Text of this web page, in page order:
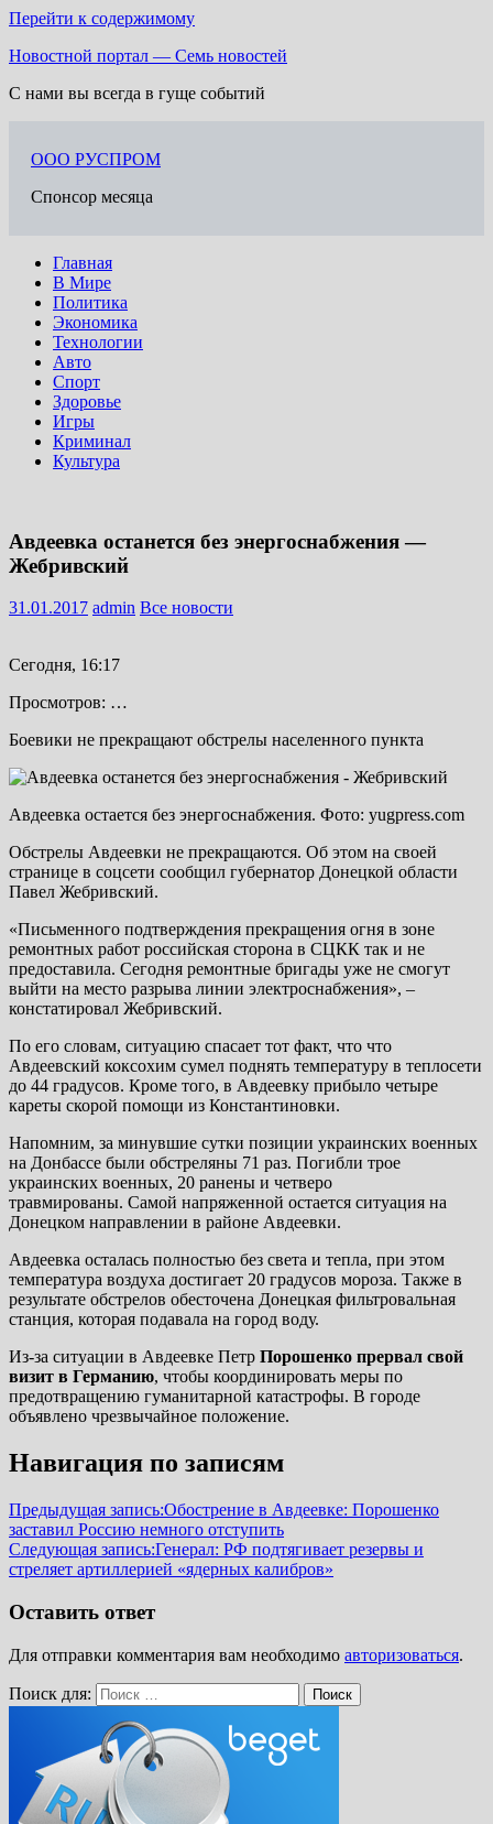
Перейти к содержимому
Новостной портал — Семь новостей
С нами вы всегда в гуще событий
ООО РУСПРОМ
Спонсор месяца
Главная
В Мире
Политика
Экономика
Технологии
Авто
Спорт
Здоровье
Игры
Криминал
Культура
Авдеевка останется без энергоснабжения —
Жебривский
31.01.2017 admin Все новости
Сегодня, 16:17
Просмотров: …
Боевики не прекращают обстрелы населенного пункта
Авдеевка остается без энергоснабжения. Фото: yugpress.com
Обстрелы Авдеевки не прекращаются. Об этом на своей
странице в соцсети сообщил губернатор Донецкой области
Павел Жебривский.
«Письменного подтверждения прекращения огня в зоне
ремонтных работ российская сторона в СЦКК так и не
предоставила. Сегодня ремонтные бригады уже не смогут
выйти на место разрыва линии электроснабжения», –
констатировал Жебривский.
По его словам, ситуацию спасает тот факт, что что
Авдеевский коксохим сумел поднять температуру в теплосети
до 44 градусов. Кроме того, в Авдеевку прибыло четыре
кареты скорой помощи из Константиновки.
Напомним, за минувшие сутки позиции украинских военных
на Донбассе были обстреляны 71 раз. Погибли трое
украинских военных, 20 ранены и четверо
травмированы. Самой напряженной остается ситуация на
Донецком направлении в районе Авдеевки.
Авдеевка осталась полностью без света и тепла, при этом
температура воздуха достигает 20 градусов мороза. Также в
результате обстрелов обесточена Донецкая фильтровальная
станция, которая подавала на город воду.
Из-за ситуации в Авдеевке Петр Порошенко прервал свой
визит в Германию, чтобы координировать меры по
предотвращению гуманитарной катастрофы. В городе
объявлено чрезвычайное положение.
Навигация по записям
Предыдущая запись:Обострение в Авдеевке: Порошенко
заставил Россию немного отступить
Следующая запись:Генерал: РФ подтягивает резервы и
стреляет артиллерией «ядерных калибров»
Оставить ответ
Для отправки комментария вам необходимо авторизоваться.
Поиск для: Поиск